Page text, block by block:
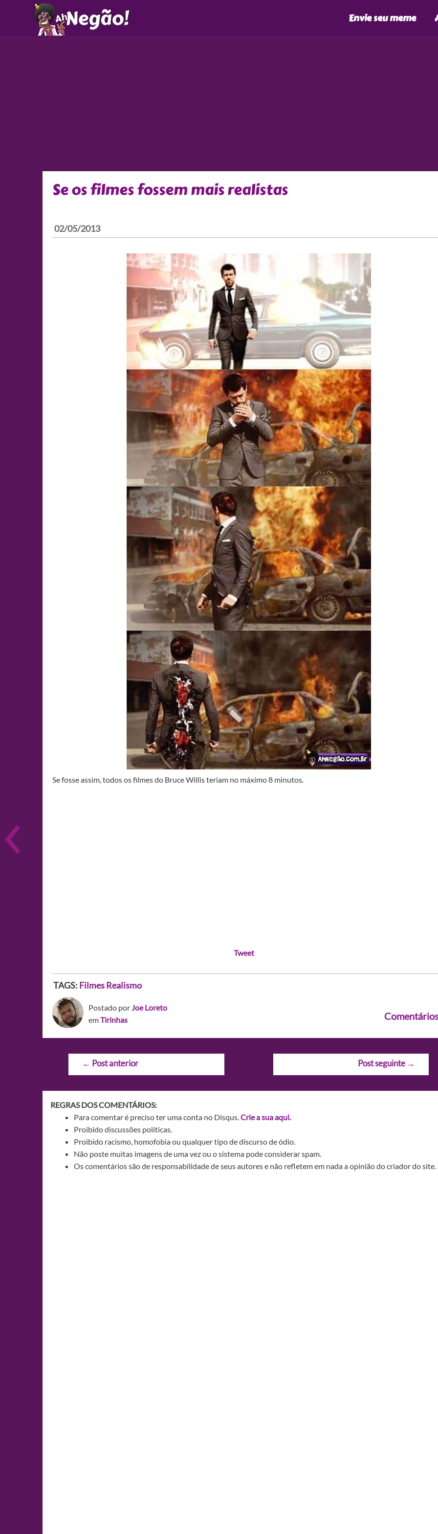
Envie seu meme
Se os filmes fossem mais realistas
02/05/2013
Se fosse assim, todos os filmes do Bruce Willis teriam no máximo 8 minutos.
Tweet
TAGS: FilmesRealismo
Postado porJoe Loreto
emTirinhas
Navegação
← Post anterior Post seguinte →
REGRAS DOS COMENTÁRIOS:
Para comentar é preciso ter uma conta no Disqus.Crie a sua aqui.
Proibido discussões políticas.
Proibido racismo, homofobia ou qualquer tipo de discurso de ódio.
Não poste muitas imagens de uma vez ou o sistema pode considerar spam.
Os comentários são de responsabilidade de seus autores e não refletem em nada a opinião do criador do site.